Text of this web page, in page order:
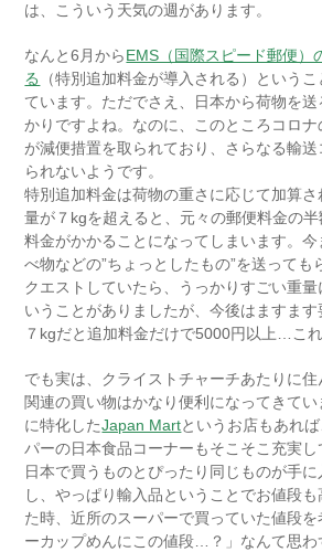
は、こういう天気の週があります。
なんと6月からEMS（国際スピード郵便）
る
（特別追加料金が導入される）という
ています。ただでさえ、日本から荷物を
かりですよね。なのに、このところコロ
が減便措置を取られており、さらなる輸送
られないようです。
特別追加料金は荷物の重さに応じて加算
量が７kgを超えると、元々の郵便料金の
料金がかかることになってしまいます。
べ物などの”ちょっとしたもの”を送っても
クエストしていたら、うっかりすごい重
いうことがありましたが、今後はますます
７kgだと追加料金だけで5000円以上…これ
でも実は、クライストチャーチあたりに
関連の買い物はかなり便利になってきて
に特化したJapan Martというお店もあれ
パーの日本食品コーナーもそこそこ充実
日本で買うものとぴったり同じものが手
し、やっぱり輸入品ということでお値段
た時、近所のスーパーで買っていた値段を
ーカップめんにこの値段…？」なんて思わ